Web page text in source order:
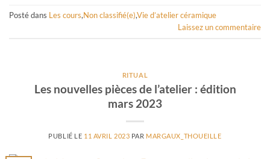
Posté dans Les cours,Non classifié(e),Vie d’atelier céramique
Laissez un commentaire
RITUAL
Les nouvelles pièces de l’atelier : édition
mars 2023
PUBLIÉ LE 11 AVRIL 2023 PAR MARGAUX_THOUEILLE